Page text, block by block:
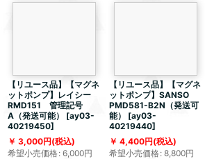
【リユース品】【マグネ
ットポンプ】レイシー
RMD151 管理記号
A（発送可能）
[ay03-
40219450]
3,000円(税込)
希望小売価格: 6,000円
【リユース品】【マグネ
ットポンプ】SANSO
PMD581-B2N（発送可
能）
[ay03-
40219440]
4,400円(税込)
希望小売価格: 8,800円